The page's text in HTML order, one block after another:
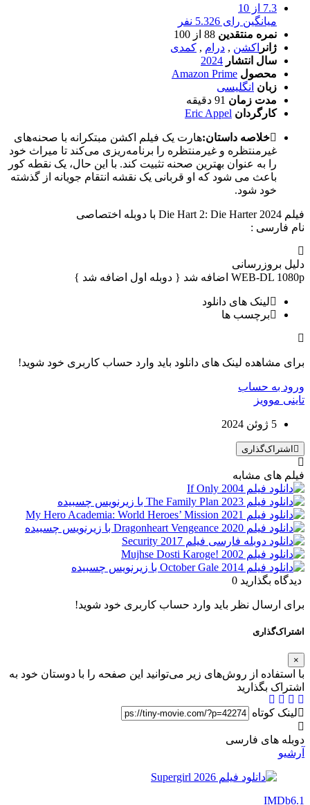
7.3 از 10
میانگین رای 5.326 نفر
نمره منتقدین 88 از 100
ژانر اکشن , درام , کمدی
سال انتشار 2024
محصول Amazon Prime
زبان انگلیسی
مدت زمان 91 دقیقه
کارگردان Eric Appel
خلاصه داستان:هارت یک فیلم اکشن مبتکرانه با صحنه‌های
غیرمنتظره و غیرمنتظره را برنامه‌ریزی می‌کند تا میراث خود
را به عنوان بهترین صحنه تثبیت کند. با این حال، یک نقطه کور
باعث می شود که او قربانی یک نقشه انتقام جویانه از گذشته
خود شود.
فیلم Die Hart 2: Die Harter 2024 با دوبله اختصاصی
نام فارسی :
دلیل بروزرسانی
WEB-DL 1080p اضافه شد { دوبله اول اضافه شد }
لینک های دانلود
برچسب ها
برای مشاهده لینک های دانلود باید وارد حساب کاربری خود شوید!
ورود به حساب
تاینی موویز
5 ژوئن 2024
اشتراک‌گذاری
فیلم های مشابه
دیدگاه بگذارید 0
برای ارسال نظر باید وارد حساب کاربری خود شوید!
اشتراک‌گذاری
×
با استفاده از روش‌های زیر می‌توانید این صفحه را با دوستان خود به
اشتراک بگذارید
لینک کوتاه
دوبله های فارسی
آرشیو
IMDb6.1